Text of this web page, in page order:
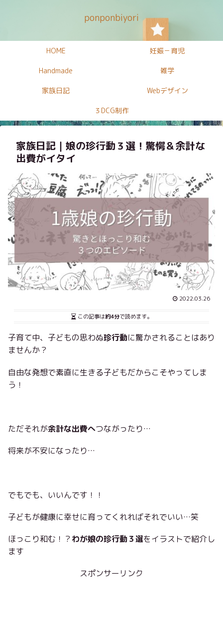
ponponbiyori
HOME 妊娠－育児
Handmade 雑学
家族日記 Webデザイン
３DCG制作
家族日記｜娘の珍行動３選！驚愕＆余計な
出費がイタイ
2022.03.26
この記事は約4分で読めます。
子育て中、子どもの思わぬ珍行動に驚かされることはあり
ませんか？
自由な発想で素直に生きる子どもだからこそやってしま
う！
ただそれが余計な出費へつながったり…
将来が不安になったり…
でもでも、いいんです！！
子どもが健康に幸せに育ってくれればそれでいい…笑
ほっこり和む！？わが娘の珍行動３選をイラストで紹介し
ます
スポンサーリンク